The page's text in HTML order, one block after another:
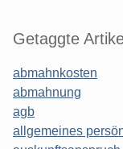
Getaggte
abmahnkosten
abmahnung
agb
allgemeines